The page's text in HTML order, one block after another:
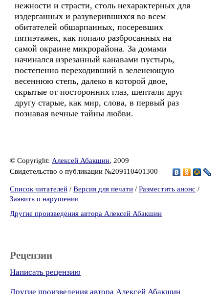
нежности и страсти, столь нехарактерных для
издерганных и разуверившихся во всем
обитателей обшарпанных, посеревших
пятиэтажек, как попало разбросанных на
самой окраине микрорайона. За домами
начинался изрезанный канавами пустырь,
постепенно переходивший в зеленеющую
весеннюю степь, далеко в которой двое,
скрытые от посторонних глаз, шептали друг
другу старые, как мир, слова, в первый раз
познавая вечные тайны любви.
© Copyright: Алексей Абакшин, 2009
Свидетельство о публикации №209110401300
Список читателей / Версия для печати / Разместить анонс /
Заявить о нарушении
Другие произведения автора Алексей Абакшин
Рецензии
Написать рецензию
Другие произведения автора Алексей Абакшин